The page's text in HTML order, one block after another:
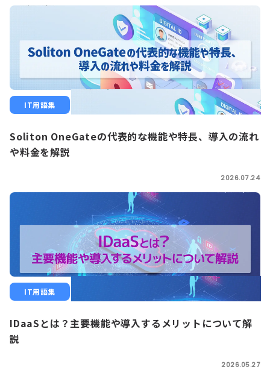
IT用語集
Soliton OneGateの代表的な機能や特長、導入の流れ
や料金を解説
2026.07.24
IT用語集
IDaaSとは？主要機能や導入するメリットについて解
説
2026.05.27